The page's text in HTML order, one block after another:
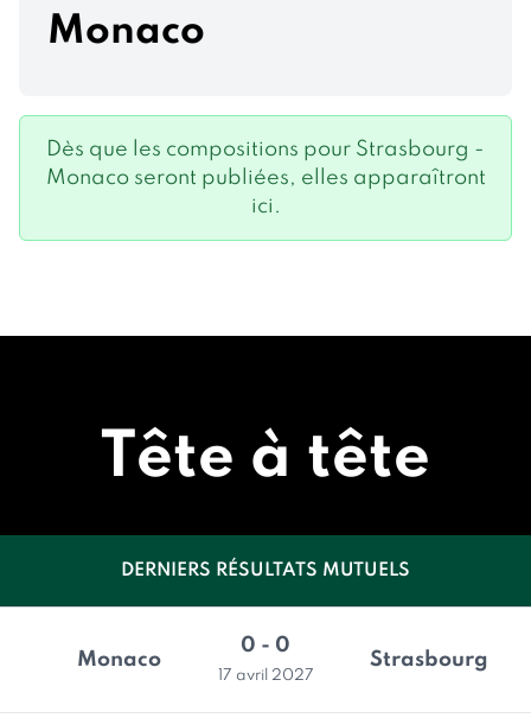
Monaco
Dès que les compositions pour Strasbourg -
Monaco seront publiées, elles apparaîtront
ici.
Tête à tête
DERNIERS RÉSULTATS MUTUELS
Monaco
0 - 0
17 avril 2027
Strasbourg